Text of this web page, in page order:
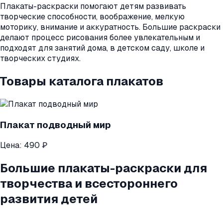
Плакаты-раскраски помогают детям развивать
творческие способности, воображение, мелкую
моторику, внимание и аккуратность. Большие раскраски
делают процесс рисования более увлекательным и
подходят для занятий дома, в детском саду, школе и
творческих студиях.
Товары каталога плакатов
Плакат подводный мир
Цена: 490 ₽
Большие плакаты-раскраски для
творчества и всестороннего
развития детей